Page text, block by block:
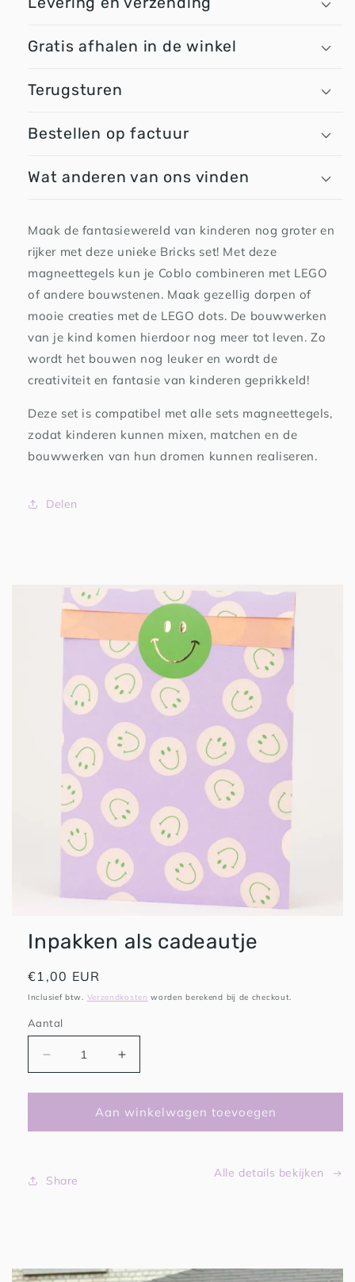
Gratis afhalen in de winkel
Terugsturen
Bestellen op factuur
Wat anderen van ons vinden
Maak de fantasiewereld van kinderen nog groter en
rijker met deze unieke Bricks set! Met deze
magneettegels kun je Coblo combineren met LEGO
of andere bouwstenen. Maak gezellig dorpen of
mooie creaties met de LEGO dots. De bouwwerken
van je kind komen hierdoor nog meer tot leven. Zo
wordt het bouwen nog leuker en wordt de
creativiteit en fantasie van kinderen geprikkeld!
Deze set is compatibel met alle sets magneettegels,
zodat kinderen kunnen mixen, matchen en de
bouwwerken van hun dromen kunnen realiseren.
Delen
Inpakken als cadeautje
Normale
prijs
€1,00 EUR
Inclusief btw. Verzendkosten worden berekend bij de checkout.
Aantal
Aantal
verlagen
voor
Inpakken
als
Aantal
verhogen
voor
Inpakken
als
Aan winkelwagen toevoegen
Share
Alle details bekijken